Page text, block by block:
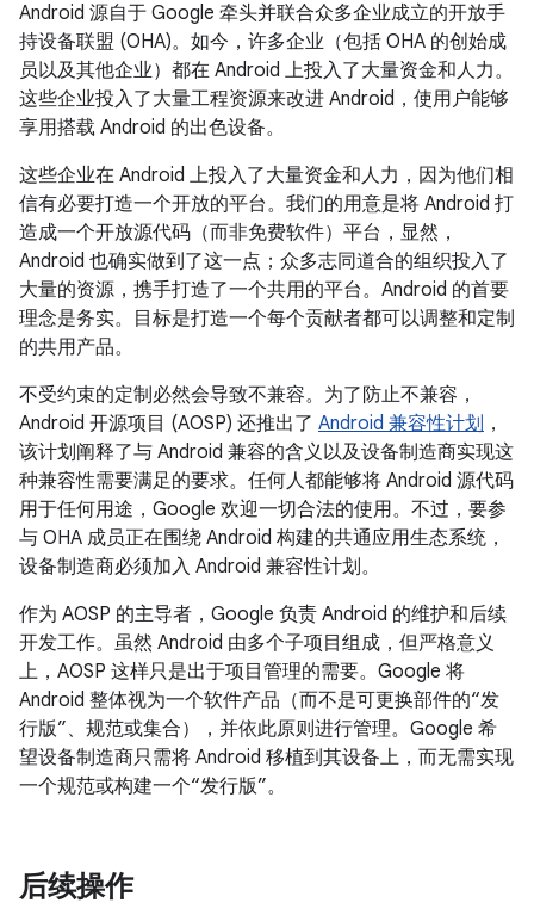
Android 源自于 Google 牵头并联合众多企业成立的开放手
持设备联盟 (OHA)。如今，许多企业（包括 OHA 的创始成
员以及其他企业）都在 Android 上投入了大量资金和人力。
这些企业投入了大量工程资源来改进 Android，使用户能够
享用搭载 Android 的出色设备。
这些企业在 Android 上投入了大量资金和人力，因为他们相
信有必要打造一个开放的平台。我们的用意是将 Android 打
造成一个开放源代码（而非免费软件）平台，显然，
Android 也确实做到了这一点；众多志同道合的组织投入了
大量的资源，携手打造了一个共用的平台。Android 的首要
理念是务实。目标是打造一个每个贡献者都可以调整和定制
的共用产品。
不受约束的定制必然会导致不兼容。为了防止不兼容，
Android 开源项目 (AOSP) 还推出了 Android 兼容性计划 ，
该计划阐释了与 Android 兼容的含义以及设备制造商实现这
种兼容性需要满足的要求。任何人都能够将 Android 源代码
用于任何用途，Google 欢迎一切合法的使用。不过，要参
与 OHA 成员正在围绕 Android 构建的共通应用生态系统，
设备制造商必须加入 Android 兼容性计划。
作为 AOSP 的主导者，Google 负责 Android 的维护和后续
开发工作。虽然 Android 由多个子项目组成，但严格意义
上，AOSP 这样只是出于项目管理的需要。Google 将
Android 整体视为一个软件产品（而不是可更换部件的“发
行版”、规范或集合），并依此原则进行管理。Google 希
望设备制造商只需将 Android 移植到其设备上，而无需实现
一个规范或构建一个“发行版”。
后续操作